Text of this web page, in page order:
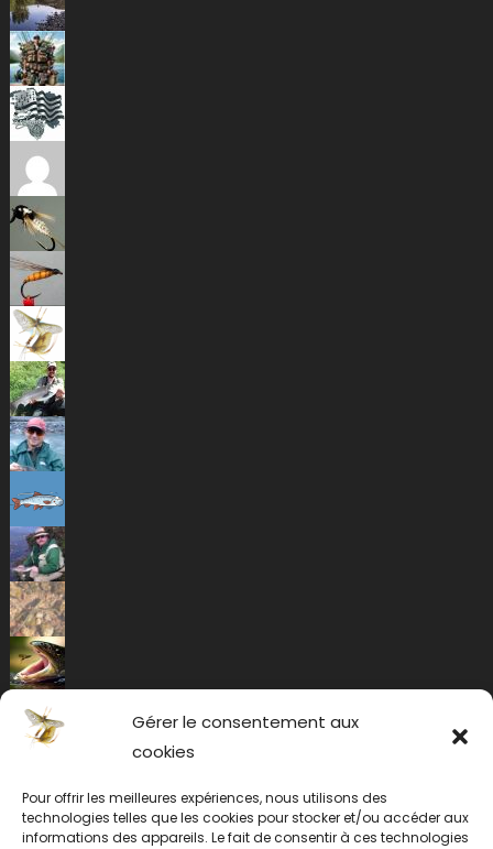
Gérer le consentement aux
cookies
Pour offrir les meilleures expériences, nous utilisons des
technologies telles que les cookies pour stocker et/ou accéder aux
informations des appareils. Le fait de consentir à ces technologies